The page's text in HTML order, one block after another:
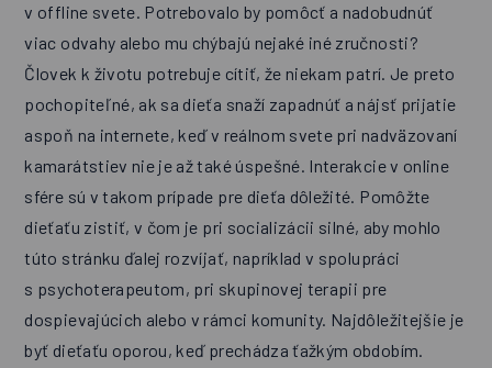
v offline svete. Potrebovalo by pomôcť a nadobudnúť
viac odvahy alebo mu chýbajú nejaké iné zručnosti?
Človek k životu potrebuje cítiť, že niekam patrí. Je preto
pochopiteľné, ak sa dieťa snaží zapadnúť a nájsť prijatie
aspoň na internete, keď v reálnom svete pri nadväzovaní
kamarátstiev nie je až také úspešné. Interakcie v online
sfére sú v takom prípade pre dieťa dôležité. Pomôžte
dieťaťu zistiť, v čom je pri socializácii silné, aby mohlo
túto stránku ďalej rozvíjať, napríklad v spolupráci
s psychoterapeutom, pri skupinovej terapii pre
dospievajúcich alebo v rámci komunity. Najdôležitejšie je
byť dieťaťu oporou, keď prechádza ťažkým obdobím.